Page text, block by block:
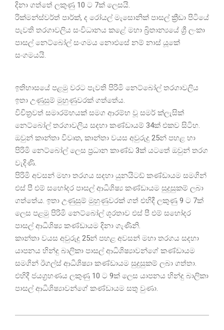
දිනා ගත්තේ ලකුණු 10 ට 7ක් ලෙසයි.
රික්මන්ස්වර්ත් පාර්ක්, ද රෝයල් මැසොනික් පාසල් ක්‍රීඩා පිටියේ
පැවති තරගාවලිය සංවිධානය කළේ මහා බ්‍රිතාන්‍යයේ ශ්‍රී ලංකා
පාසල් නෙට්බෝල් සංගමය නොඑසේ නම් නාස් යූකේ
සංගමයයි.
ඉතිහාසයේ පළමු වරට පැවති පිරිමි නෙට්බෝල් තරගාවලිය
ඉතා උණුසුම් මුහුණුවරක් ගත්තේය.
විචිත්‍රවත් සමාරම්භයක් සමග ආරම්භ වූ සමර් ක්ලැසික්
නෙට්බෝල් තරගාවලිය සදහා කණ්ඩායම් 34ක් එකව සිටිහ.
ඔවුන් කාන්තා විවෘත, කාන්තා වයස අවුරුදු 25න් පහළ හා
පිරිමි නෙට්බෝල් ලෙස ප්‍රධාන කාණ්ඩ 3ක් යටතේ ඔවුන් තරග
වැදිණි.
පිරිමි අවසන් මහා තරගය සදහා යුනයිටඩ් කණ්ඩායම සමගින්
එස් පී එම් සහෝදර පාසල් ආධිශිෂ්‍ය කණ්ඩායම සුදුසුකම් ලබා
ගත්තේය. ඉතා උණුසුම් මුහුණුවරක් ගත් එහිදී ලකුණු 9 ට 7ක්
ලෙස පළමු පිරිමි නෙට්බෝල් ශූරතාව එස් පී එම් සහෝදර
පාසල් ආධිශිෂ්‍ය කණ්ඩායම දිනා ගැණිනි.
කාන්තා වයස අවුරුදු 25න් පහළ අවසන් මහා තරගය සදහා
යාපනය හින්දු බාලිකා පාසල් ආධිශිෂ්‍යාවන්ගේ කණ්ඩායම
සමගින් ඊගල්ස් ආධිශිෂ්‍යා කණ්ඩායම සුදුසුකම් ලබා ගත්තා.
එහිදී ජයග්‍රහණය ලකුණු 10 ට 9ක් ලෙස යාපනය හින්දු බාලිකා
පාසල් ආධිශිෂ්‍යාවන්ගේ කණ්ඩායම සතු වුණා.